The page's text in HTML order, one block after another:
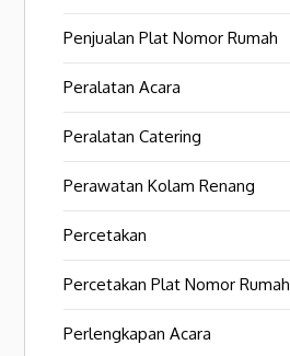
Penjualan Plat Nomor Rumah
Peralatan Acara
Peralatan Catering
Perawatan Kolam Renang
Percetakan
Percetakan Plat Nomor Rumah
Perlengkapan Acara